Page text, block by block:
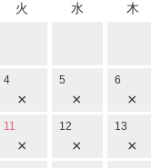
火 水 木
4
×
5
×
6
×
11
×
12
×
13
×